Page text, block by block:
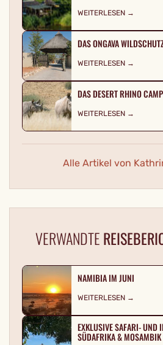
WEITERLESEN →
DAS ONGAVA
WEITERLESEN →
DAS DESERT RHINO CAMP
WEITERLESEN →
Alle Artikel von
VERWANDTE
NAMIBIA IM JUNI
WEITERLESEN →
EXKLUSIVE SAFARI- UND
SÜDAFRIKA & MOSAMBIK